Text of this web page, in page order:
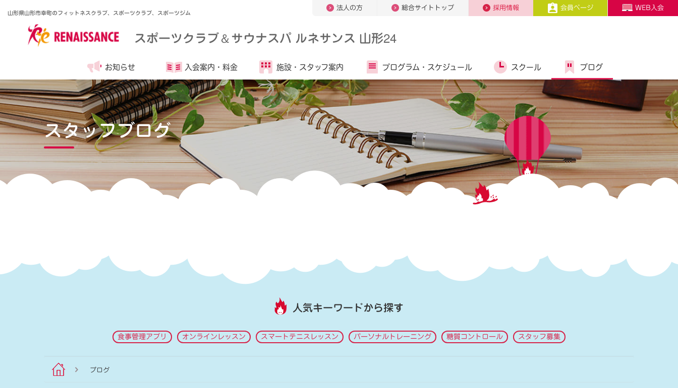
山形県山形市幸町のフィットネスクラブ、スポーツクラブ、スポーツジム
法人の方 総合サイトトップ 採用情報 会員ページ WEB入会
スポーツクラブ＆サウナスパ ルネサンス 山形24
お知らせ 入会案内・ 料金 施設・ スタッフ案内 プログラム・ スケジュール スクール ブログ
スタッフブログ
人気キーワードから探す
食事管理アプリ オンラインレッスン スマートテニスレッスン パーソナルトレーニング 糖質コントロール スタッフ募集
ブログ